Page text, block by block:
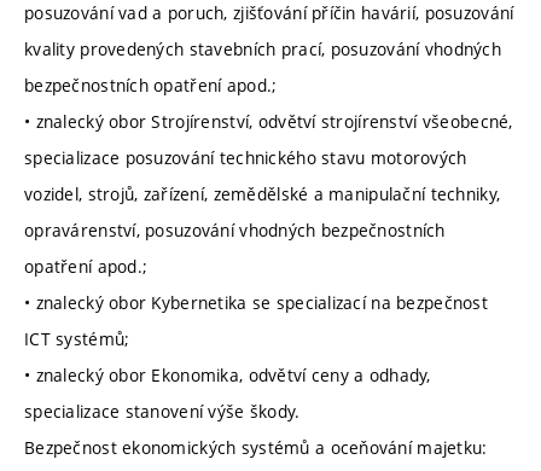
posuzování vad a poruch, zjišťování příčin havárií, posuzování
kvality provedených stavebních prací, posuzování vhodných
bezpečnostních opatření apod.;
• znalecký obor Strojírenství, odvětví strojírenství všeobecné,
specializace posuzování technického stavu motorových
vozidel, strojů, zařízení, zemědělské a manipulační techniky,
opravárenství, posuzování vhodných bezpečnostních
opatření apod.;
• znalecký obor Kybernetika se specializací na bezpečnost
ICT systémů;
• znalecký obor Ekonomika, odvětví ceny a odhady,
specializace stanovení výše škody.
Bezpečnost ekonomických systémů a oceňování majetku: